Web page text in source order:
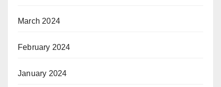
March 2024
February 2024
January 2024